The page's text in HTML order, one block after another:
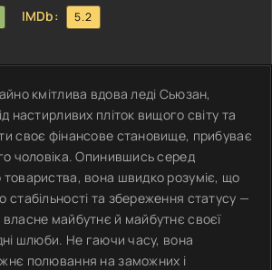
IMDb: 5.2
кмітлива вдова леді Сьюзан,
настирливих пліток вищого світу та
своє фінансове становище, прибуває
чоловіка. Опинившись серед
вона швидко розуміє, що
та збереження статусу —
майбутнє й майбутнє своєї
шлюби. Не гаючи часу, вона
полювання на заможних і